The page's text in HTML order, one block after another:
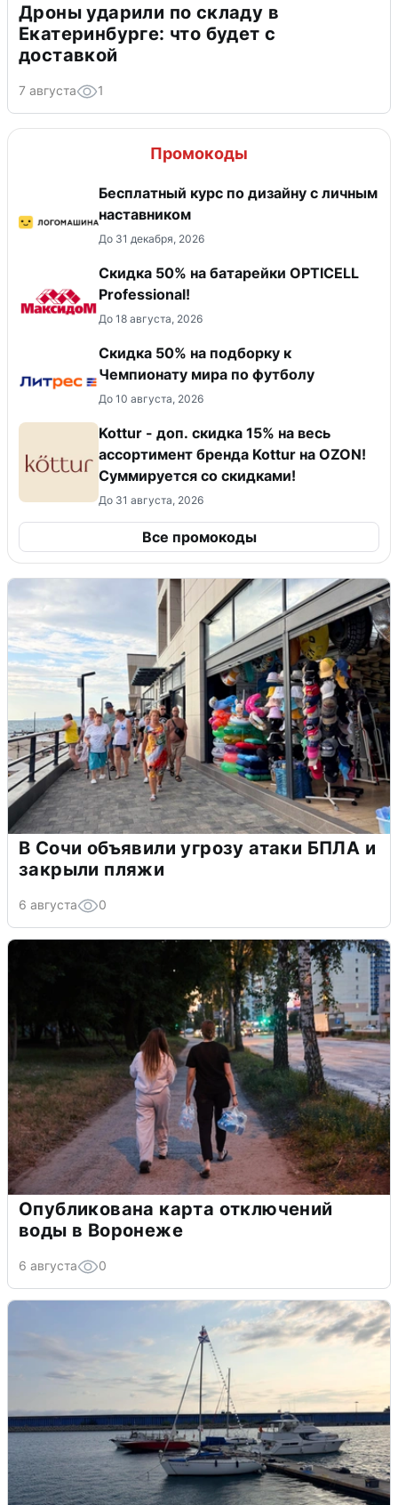
Дроны ударили по складу в
Екатеринбурге: что будет с
доставкой
7 августа 1
Промокоды
Бесплатный курс по дизайну с личным
наставником
До 31 декабря, 2026
Скидка 50% на батарейки OPTICELL
Professional!
До 18 августа, 2026
Скидка 50% на подборку к
Чемпионату мира по футболу
До 10 августа, 2026
Kottur - доп. скидка 15% на весь
ассортимент бренда Kottur на OZON!
Суммируется со скидками!
До 31 августа, 2026
Все промокоды
В Сочи объявили угрозу атаки БПЛА и
закрыли пляжи
6 августа 0
Опубликована карта отключений
воды в Воронеже
6 августа 0